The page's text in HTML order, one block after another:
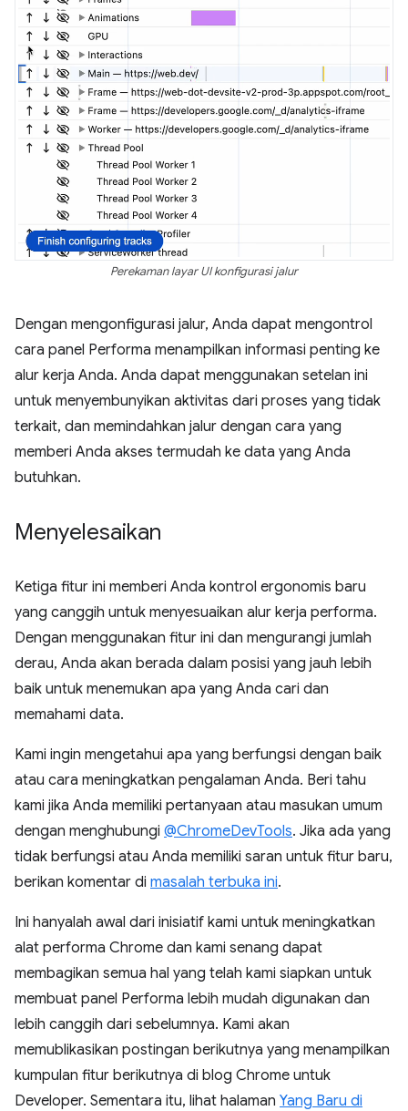
Perekaman layar UI konfigurasi jalur
Dengan mengonfigurasi jalur, Anda dapat mengontrol
cara panel Performa menampilkan informasi penting ke
alur kerja Anda. Anda dapat menggunakan setelan ini
untuk menyembunyikan aktivitas dari proses yang tidak
terkait, dan memindahkan jalur dengan cara yang
memberi Anda akses termudah ke data yang Anda
butuhkan.
Menyelesaikan
Ketiga fitur ini memberi Anda kontrol ergonomis baru
yang canggih untuk menyesuaikan alur kerja performa.
Dengan menggunakan fitur ini dan mengurangi jumlah
derau, Anda akan berada dalam posisi yang jauh lebih
baik untuk menemukan apa yang Anda cari dan
memahami data.
Kami ingin mengetahui apa yang berfungsi dengan baik
atau cara meningkatkan pengalaman Anda. Beri tahu
kami jika Anda memiliki pertanyaan atau masukan umum
dengan menghubungi @ChromeDevTools. Jika ada yang
tidak berfungsi atau Anda memiliki saran untuk fitur baru,
berikan komentar di masalah terbuka ini.
Ini hanyalah awal dari inisiatif kami untuk meningkatkan
alat performa Chrome dan kami senang dapat
membagikan semua hal yang telah kami siapkan untuk
membuat panel Performa lebih mudah digunakan dan
lebih canggih dari sebelumnya. Kami akan
memublikasikan postingan berikutnya yang menampilkan
kumpulan fitur berikutnya di blog Chrome untuk
Developer. Sementara itu, lihat halaman Yang Baru di